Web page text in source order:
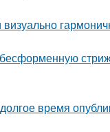
время